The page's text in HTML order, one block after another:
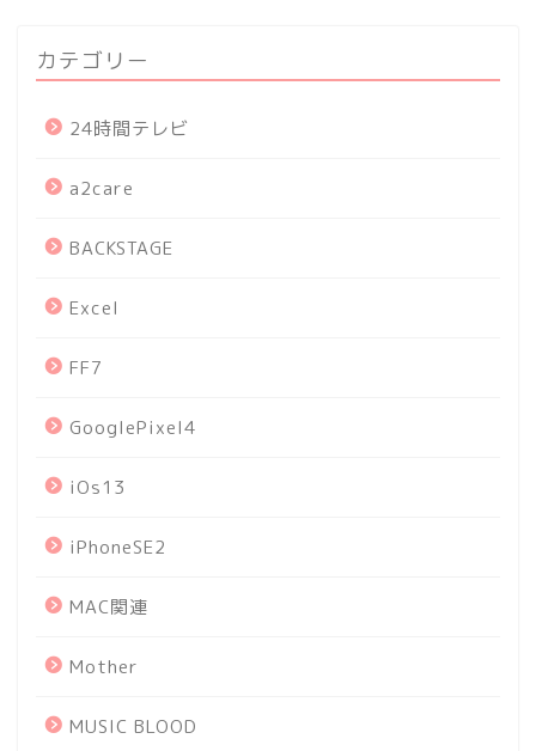
カテゴリー
24時間テレビ
a2care
BACKSTAGE
Excel
FF7
GooglePixel4
iOs13
iPhoneSE2
MAC関連
Mother
MUSIC BLOOD